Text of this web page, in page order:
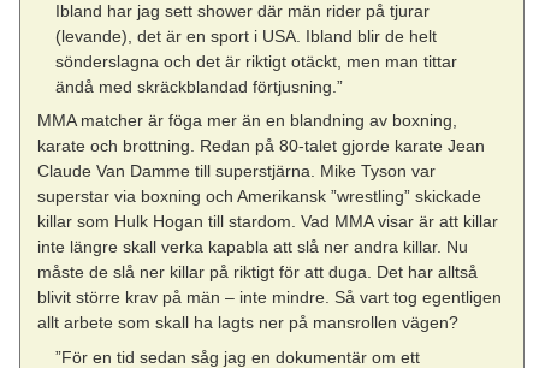
Ibland har jag sett shower där män rider på tjurar
(levande), det är en sport i USA. Ibland blir de helt
sönderslagna och det är riktigt otäckt, men man tittar
ändå med skräckblandad förtjusning.”
MMA matcher är föga mer än en blandning av boxning,
karate och brottning. Redan på 80-talet gjorde karate Jean
Claude Van Damme till superstjärna. Mike Tyson var
superstar via boxning och Amerikansk ”wrestling” skickade
killar som Hulk Hogan till stardom. Vad MMA visar är att killar
inte längre skall verka kapabla att slå ner andra killar. Nu
måste de slå ner killar på riktigt för att duga. Det har alltså
blivit större krav på män – inte mindre. Så vart tog egentligen
allt arbete som skall ha lagts ner på mansrollen vägen?
”För en tid sedan såg jag en dokumentär om ett